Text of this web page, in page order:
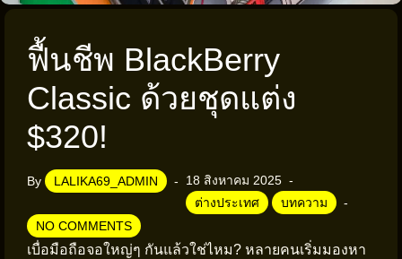
ฟื้นชีพ BlackBerry
Classic ด้วยชุดแต่ง
$320!
By LALIKA69_ADMIN
18 สิงหาคม 2025
ต่างประเทศ
บทความ
NO COMMENTS
เบื่อมือถือจอใหญ่ๆ กันแล้วใช่ไหม? หลายคนเริ่มมองหา